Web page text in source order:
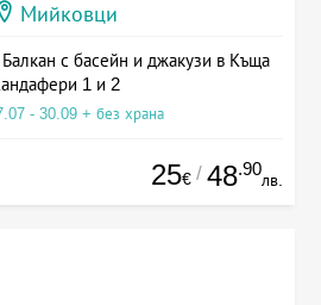
Мийковци
с басейн и джакузи в Къща
1 и 2
- 30.09 + без храна
25€ / 48.90
лв.